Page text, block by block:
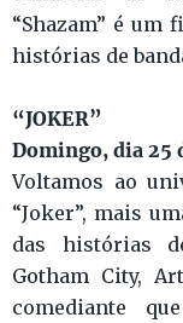
“Shazam” é um
histórias de
“JOKER”
Domingo, dia 25
Voltamos ao
“Joker”, mais
das histórias
Gotham City,
comediante